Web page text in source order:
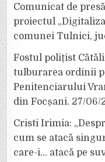
Comunicat de
proiectul
comunei Tulnici,
Fostul polițist
tulburarea ordinii
Penitenciarului
din Focșani. 27/06/
Cristi Irimia:
cum se atacă
care-i… atacă pe